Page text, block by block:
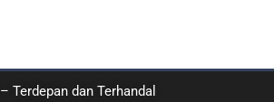
– Terdepan dan Terhandal